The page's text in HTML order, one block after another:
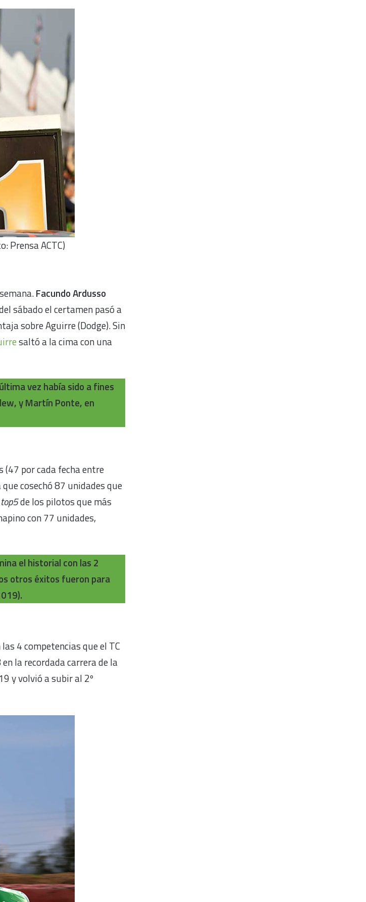
Prensa ACTC)
Facundo Ardusso
sábado el certamen pasó a
sobre Aguirre (Dodge). Sin
saltó a la cima con una
vez había sido a fines
y Martín Ponte, en
(47 por cada fecha entre
cosechó 87 unidades que
top5de los pilotos que más
con 77 unidades,
el historial con las 2
otros éxitos fueron para
4 competencias que el TC
la recordada carrera de la
y volvió a subir al 2º